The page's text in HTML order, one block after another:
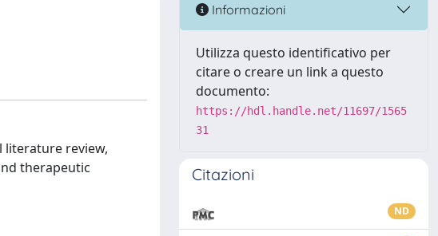
literature review,
therapeutic
Informazioni
Utilizza questo identificativo per
citare o creare un link a questo
documento:
https://hdl.handle.net/11697/1565
31
Citazioni
ND